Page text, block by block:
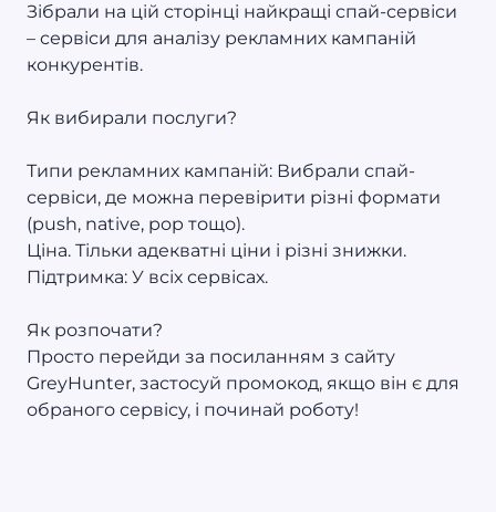
Зібрали на цій сторінці найкращі спай-сервіси
– сервіси для аналізу рекламних кампаній
конкурентів.
Як вибирали послуги?
Типи рекламних кампаній: Вибрали спай-
сервіси, де можна перевірити різні формати
(push, native, pop тощо).
Ціна. Тільки адекватні ціни і різні знижки.
Підтримка: У всіх сервісах.
Як розпочати?
Просто перейди за посиланням з сайту
GreyHunter, застосуй промокод, якщо він є для
обраного сервісу, і починай роботу!